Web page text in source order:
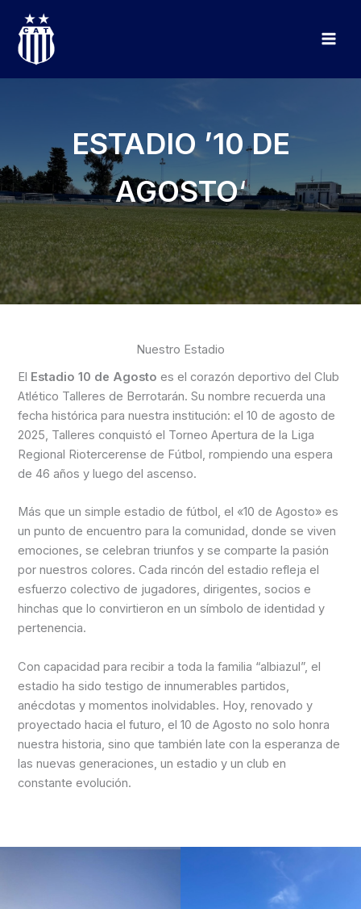
contenido
ESTADIO ’10 DE
AGOSTO‘
Nuestro Estadio
El Estadio 10 de Agosto es el corazón deportivo del Club
Atlético Talleres de Berrotarán. Su nombre recuerda una
fecha histórica para nuestra institución: el 10 de agosto de
2025, Talleres conquistó el Torneo Apertura de la Liga
Regional Riotercerense de Fútbol, rompiendo una espera
de 46 años y luego del ascenso.
Más que un simple estadio de fútbol, el «10 de Agosto» es
un punto de encuentro para la comunidad, donde se viven
emociones, se celebran triunfos y se comparte la pasión
por nuestros colores. Cada rincón del estadio refleja el
esfuerzo colectivo de jugadores, dirigentes, socios e
hinchas que lo convirtieron en un símbolo de identidad y
pertenencia.
Con capacidad para recibir a toda la familia “albiazul”, el
estadio ha sido testigo de innumerables partidos,
anécdotas y momentos inolvidables. Hoy, renovado y
proyectado hacia el futuro, el 10 de Agosto no solo honra
nuestra historia, sino que también late con la esperanza de
las nuevas generaciones, un estadio y un club en
constante evolución.